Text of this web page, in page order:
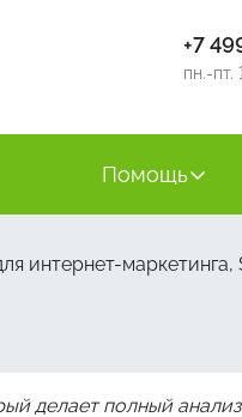
+7
пн.-пт.
Помощь
интернет-маркетинга,
делает полный